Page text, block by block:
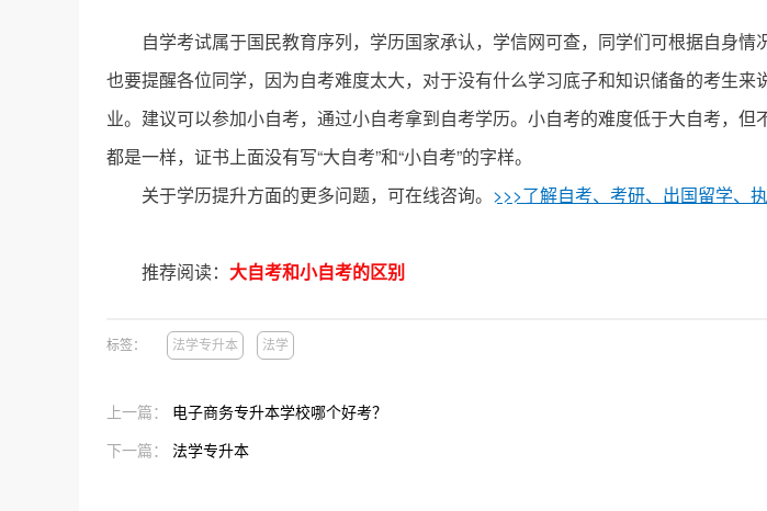
自学考试属于国民教育序列，学历国家承认，学信网可查，同学们可根据自身情
也要提醒各位同学，因为自考难度太大，对于没有什么学习底子和知识储备的考生来
业。 建议可以参加小自考，通过小自考拿到自考学历。小自考的难度低于大自考，但
都是一样，证书上面没有写“大自考”和“小自考”的字样。
关于学历提升方面的更多问题，可在线咨询。 >>>了解自考、考研、出国留学、
推荐阅读： 大自考和小自考的区别
标签： 法学专升本 法学
上一篇：
电子商务专升本学校哪个好考？
下一篇：
法学专升本